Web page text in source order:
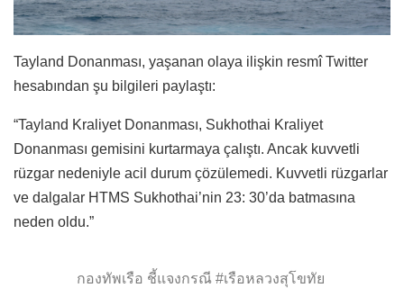
Tayland Donanması, yaşanan olaya ilişkin resmî Twitter
hesabından şu bilgileri paylaştı:
“Tayland Kraliyet Donanması, Sukhothai Kraliyet
Donanması gemisini kurtarmaya çalıştı. Ancak kuvvetli
rüzgar nedeniyle acil durum çözülemedi. Kuvvetli rüzgarlar
ve dalgalar HTMS Sukhothai’nin 23: 30’da batmasına
neden oldu.”
กองทัพเรือ ชี้แจงกรณี #เรือหลวงสุโขทัย